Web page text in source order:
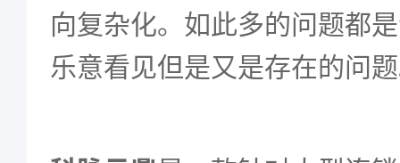
向复杂化。 如此多的问题都
乐意看见但是又是存在的问